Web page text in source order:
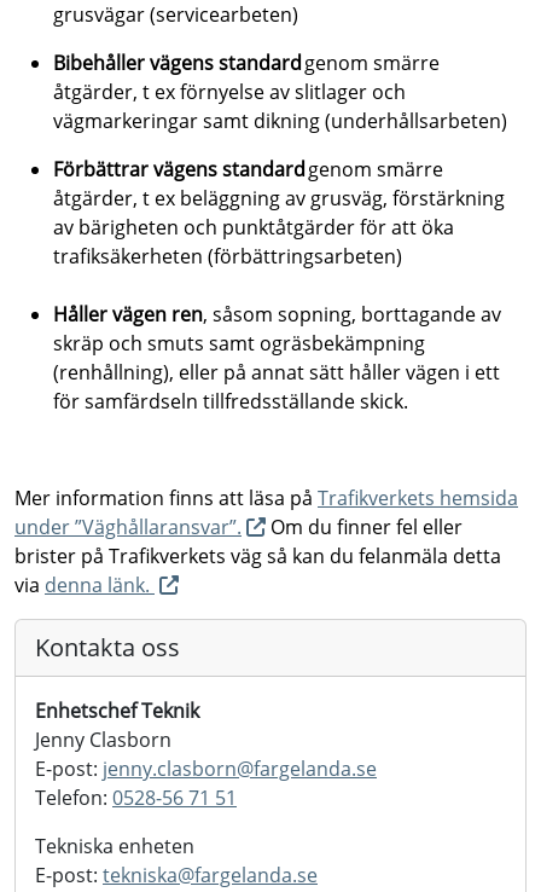
grusvägar (servicearbeten)
Bibehåller vägens standardgenom smärre
åtgärder, t ex förnyelse av slitlager och
vägmarkeringar samt dikning (underhållsarbeten)
Förbättrar vägens standardgenom smärre
åtgärder, t ex beläggning av grusväg, förstärkning
av bärigheten och punktåtgärder för att öka
trafiksäkerheten (förbättringsarbeten)
Håller vägen ren, såsom sopning, borttagande av
skräp och smuts samt ogräsbekämpning
(renhållning), eller på annat sätt håller vägen i ett
för samfärdseln tillfredsställande skick.
Mer information finns att läsa på Trafikverkets hemsida
under ”Väghållaransvar”.
Om du finner fel eller
brister på Trafikverkets väg så kan du felanmäla detta
via denna länk.
Kontakta oss
Enhetschef Teknik
Jenny Clasborn
E-post: jenny.clasborn@fargelanda.se
Telefon: 0528-56 71 51
Tekniska enheten
E-post: tekniska@fargelanda.se